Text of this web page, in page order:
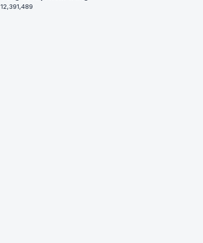
12,391,489